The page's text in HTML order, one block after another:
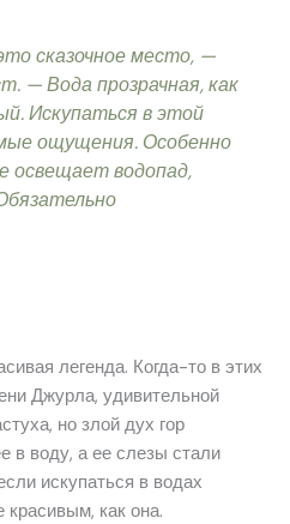
сказочное место, —
— Вода прозрачная, как
Искупаться в этой
ощущения. Особенно
освещает водопад,
легенда. Когда-то в этих
Джурла, удивительной
но злой дух гор
в воду, а ее слезы стали
искупаться в водах
как она.